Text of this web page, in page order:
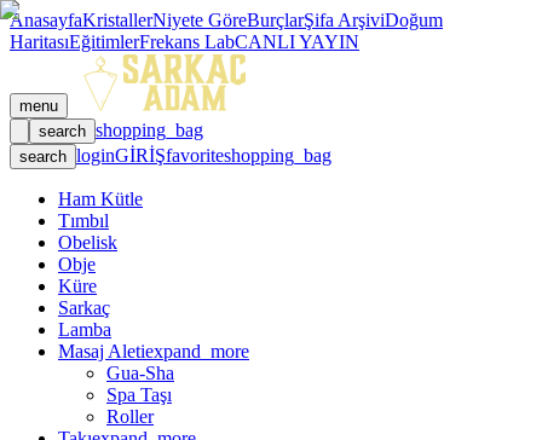
AnasayfaKristallerNiyete GöreBurçlarŞifa ArşiviDoğum
HaritasıEğitimlerFrekans LabCANLI YAYIN
menu
search shopping_bag
search loginGİRİŞfavoriteshopping_bag
Ham Kütle
Tımbıl
Obelisk
Obje
Küre
Sarkaç
Lamba
Masaj Aletiexpand_more
Gua-Sha
Spa Taşı
Roller